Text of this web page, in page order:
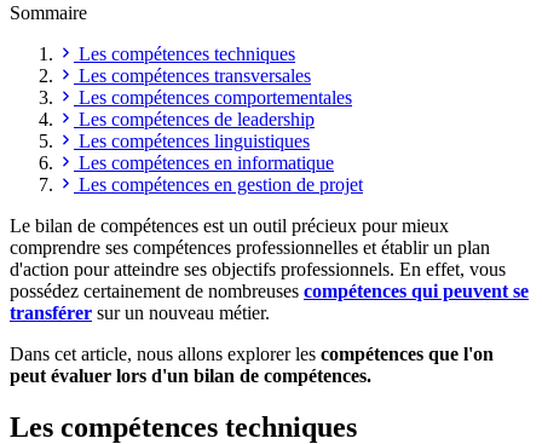
Sommaire
Les compétences techniques
Les compétences transversales
Les compétences comportementales
Les compétences de leadership
Les compétences linguistiques
Les compétences en informatique
Les compétences en gestion de projet
Le bilan de compétences est un outil précieux pour mieux
comprendre ses compétences professionnelles et établir un plan
d'action pour atteindre ses objectifs professionnels. En effet, vous
possédez certainement de nombreuses compétences qui peuvent se
transférer sur un nouveau métier.
Dans cet article, nous allons explorer les compétences que l'on
peut évaluer lors d'un bilan de compétences.
Les compétences techniques